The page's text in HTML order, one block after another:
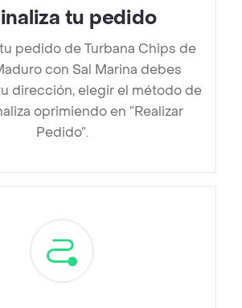
tu pedido
pedido de Turbana Chips de
con Sal Marina debes
dirección, elegir el método de
oprimiendo en “Realizar
Pedido”.